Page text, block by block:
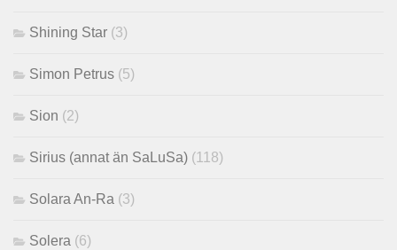
Shining Star (3)
Simon Petrus (5)
Sion (2)
Sirius (annat än SaLuSa) (118)
Solara An-Ra (3)
Solera (6)